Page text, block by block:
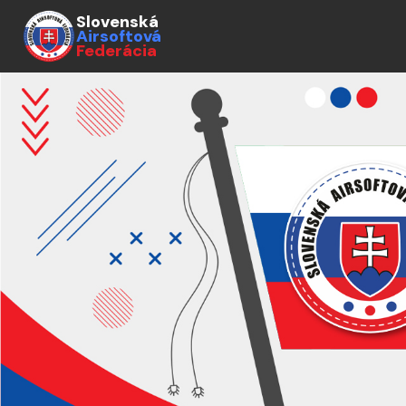
Slovenská
Airsoftová
Federácia